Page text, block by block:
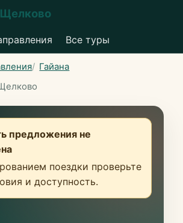
Щелково
Все туры
Гайана
предложения не
поездки проверьте
и доступность.